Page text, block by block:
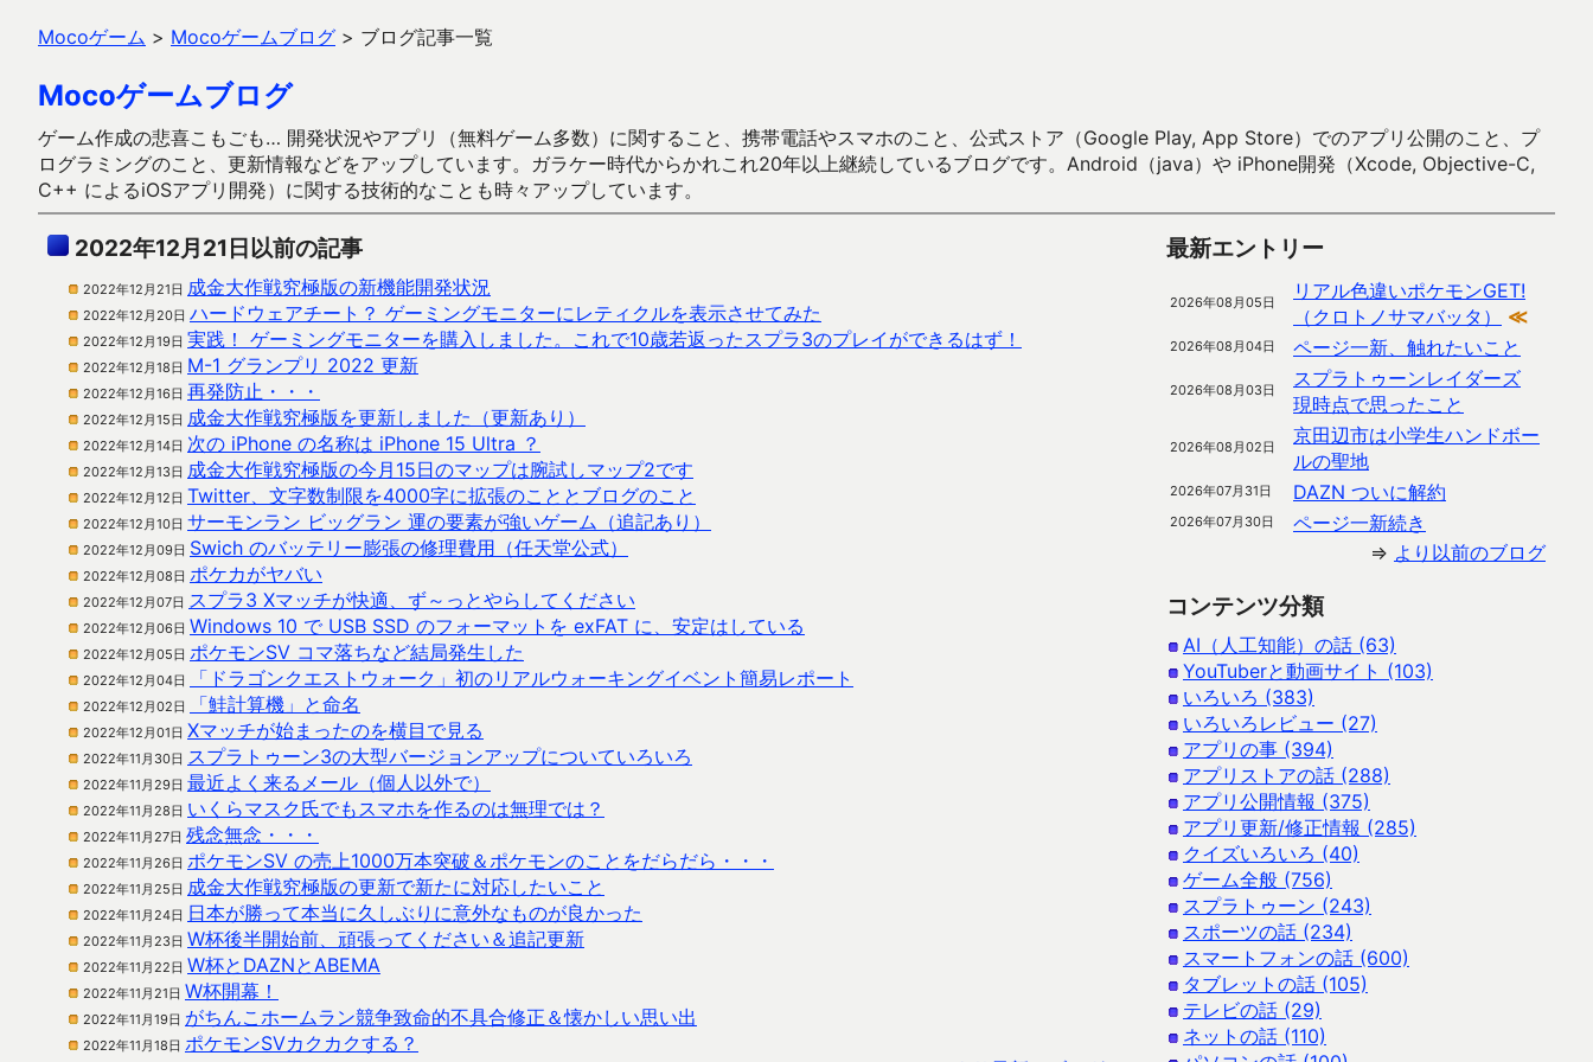
Mocoゲーム > Mocoゲームブログ > ブログ記事一覧
Mocoゲームブログ
ゲーム作成の悲喜こもごも… 開発状況やアプリ（無料ゲーム多数）に関すること、携帯電話やスマホのこと、公式ストア（Google Play, App Store）でのアプリ公開のこと、プ
ログラミングのこと、更新情報などをアップしています。ガラケー時代からかれこれ20年以上継続しているブログです。Android（java）や iPhone開発（Xcode, Objective-C,
C++ によるiOSアプリ開発）に関する技術的なことも時々アップしています。
2022年12月21日以前の記事
2022年12月21日 成金大作戦究極版の新機能開発状況
2022年12月20日 ハードウェアチート？ ゲーミングモニターにレティクルを表示させてみた
2022年12月19日 実践！ ゲーミングモニターを購入しました。これで10歳若返ったスプラ3のプレイができるはず！
2022年12月18日 M-1 グランプリ 2022 更新
2022年12月16日 再発防止・・・
2022年12月15日 成金大作戦究極版を更新しました（更新あり）
2022年12月14日 次の iPhone の名称は iPhone 15 Ultra ？
2022年12月13日 成金大作戦究極版の今月15日のマップは腕試しマップ2です
2022年12月12日 Twitter、文字数制限を4000字に拡張のこととブログのこと
2022年12月10日 サーモンラン ビッグラン 運の要素が強いゲーム（追記あり）
2022年12月09日 Swich のバッテリー膨張の修理費用（任天堂公式）
2022年12月08日 ポケカがヤバい
2022年12月07日 スプラ3 Xマッチが快適、ず～っとやらしてください
2022年12月06日 Windows 10 で USB SSD のフォーマットを exFAT に、安定はしている
2022年12月05日 ポケモンSV コマ落ちなど結局発生した
2022年12月04日 「ドラゴンクエストウォーク」初のリアルウォーキングイベント簡易レポート
2022年12月02日 「鮭計算機」と命名
2022年12月01日 Xマッチが始まったのを横目で見る
2022年11月30日 スプラトゥーン3の大型バージョンアップについていろいろ
2022年11月29日 最近よく来るメール（個人以外で）
2022年11月28日 いくらマスク氏でもスマホを作るのは無理では？
2022年11月27日 残念無念・・・
2022年11月26日 ポケモンSV の売上1000万本突破＆ポケモンのことをだらだら・・・
2022年11月25日 成金大作戦究極版の更新で新たに対応したいこと
2022年11月24日 日本が勝って本当に久しぶりに意外なものが良かった
2022年11月23日 W杯後半開始前、頑張ってください＆追記更新
2022年11月22日 W杯とDAZNとABEMA
2022年11月21日 W杯開幕！
2022年11月19日 がちんこホームラン競争致命的不具合修正＆懐かしい思い出
2022年11月18日 ポケモンSVカクカクする？
最新エントリー
2026年08月05日
リアル色違いポケモンGET!
（クロトノサマバッタ）
≪
2026年08月04日 ページ一新、触れたいこと
2026年08月03日
スプラトゥーンレイダーズ
現時点で思ったこと
2026年08月02日
京田辺市は小学生ハンドボー
ルの聖地
2026年07月31日 DAZN ついに解約
2026年07月30日
ページ一新続き
⇒ より以前のブログ
コンテンツ分類
AI（人工知能）の話 (63)
YouTuberと動画サイト (103)
いろいろ (383)
いろいろレビュー (27)
アプリの事 (394)
アプリストアの話 (288)
アプリ公開情報 (375)
アプリ更新/修正情報 (285)
クイズいろいろ (40)
ゲーム全般 (756)
スプラトゥーン (243)
スポーツの話 (234)
スマートフォンの話 (600)
タブレットの話 (105)
テレビの話 (29)
ネットの話 (110)